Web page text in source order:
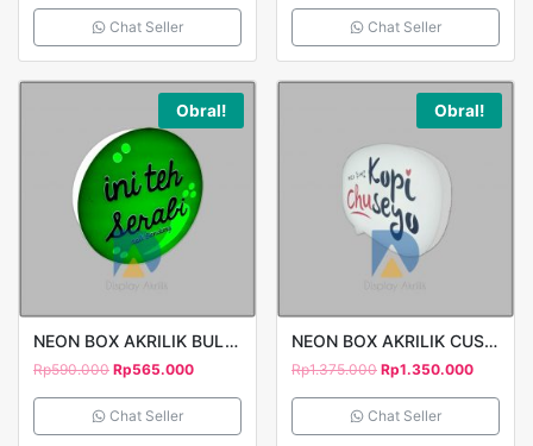
Chat Seller Chat Seller
Obral!
NEON BOX AKRILIK BULAT CUTTING STICKER 1 SISI D40 INI TEH SERABI
Rp590.000 Rp565.000
Chat Seller
Obral!
NEON BOX AKRILIK CUSTOM MOTIF 1 SISI P60CM CUTTING STICKER KOPI CHUSEYO
Rp1.375.000 Rp1.350.000
Chat Seller